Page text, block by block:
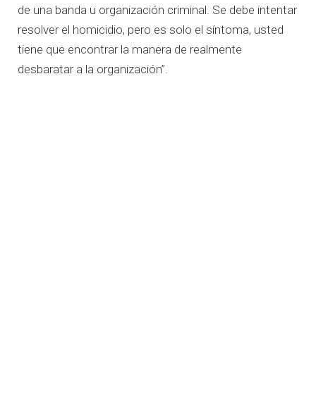
de una banda u organización criminal. Se debe intentar
resolver el homicidio, pero es solo el síntoma, usted
tiene que encontrar la manera de realmente
desbaratar a la organización”.